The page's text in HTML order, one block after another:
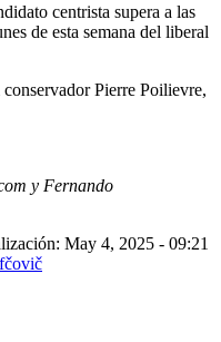
centrista supera a las
de esta semana del liberal
Pierre Poilievre,
y Fernando
May 4, 2025 - 09:21